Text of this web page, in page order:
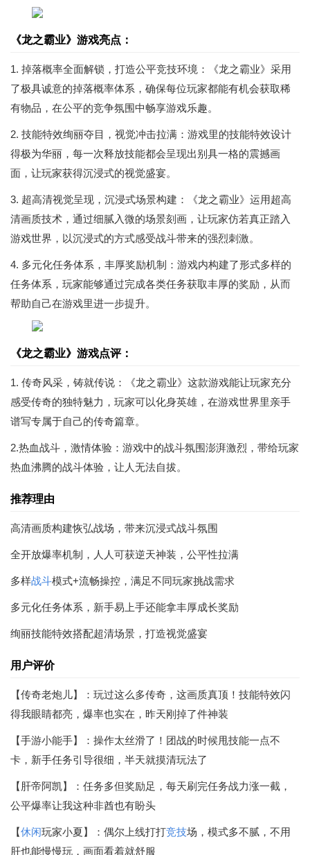
《龙之霸业》游戏亮点：
1. 掉落概率全面解锁，打造公平竞技环境：《龙之霸业》采用
了极具诚意的掉落概率体系，确保每位玩家都能有机会获取稀
有物品，在公平的竞争氛围中畅享游戏乐趣。
2. 技能特效绚丽夺目，视觉冲击拉满：游戏里的技能特效设计
得极为华丽，每一次释放技能都会呈现出别具一格的震撼画
面，让玩家获得沉浸式的视觉盛宴。
3. 超高清视觉呈现，沉浸式场景构建：《龙之霸业》运用超高
清画质技术，通过细腻入微的场景刻画，让玩家仿若真正踏入
游戏世界，以沉浸式的方式感受战斗带来的强烈刺激。
4. 多元化任务体系，丰厚奖励机制：游戏内构建了形式多样的
任务体系，玩家能够通过完成各类任务获取丰厚的奖励，从而
帮助自己在游戏里进一步提升。
《龙之霸业》游戏点评：
1. 传奇风采，铸就传说：《龙之霸业》这款游戏能让玩家充分
感受传奇的独特魅力，玩家可以化身英雄，在游戏世界里亲手
谱写专属于自己的传奇篇章。
2.热血战斗，激情体验：游戏中的战斗氛围澎湃激烈，带给玩家
热血沸腾的战斗体验，让人无法自拔。
推荐理由
高清画质构建恢弘战场，带来沉浸式战斗氛围
全开放爆率机制，人人可获逆天神装，公平性拉满
多样战斗模式+流畅操控，满足不同玩家挑战需求
多元化任务体系，新手易上手还能拿丰厚成长奖励
绚丽技能特效搭配超清场景，打造视觉盛宴
用户评价
【传奇老炮儿】：玩过这么多传奇，这画质真顶！技能特效闪
得我眼睛都亮，爆率也实在，昨天刚掉了件神装
【手游小能手】：操作太丝滑了！团战的时候甩技能一点不
卡，新手任务引导很细，半天就摸清玩法了
【肝帝阿凯】：任务多但奖励足，每天刷完任务战力涨一截，
公平爆率让我这种非酋也有盼头
【休闲玩家小夏】：偶尔上线打打竞技场，模式多不腻，不用
肝也能慢慢玩，画面看着就舒服